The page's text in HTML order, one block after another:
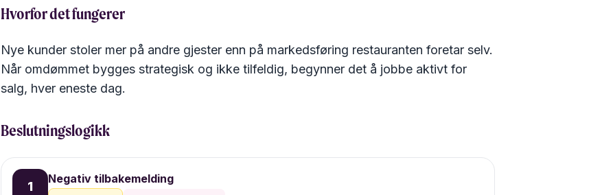
Hvorfor det fungerer
Nye kunder stoler mer på andre gjester enn på markedsføring restauranten foretar selv.
Når omdømmet bygges strategisk og ikke tilfeldig, begynner det å jobbe aktivt for
salg, hver eneste dag.
Beslutningslogikk
1
Negativ tilbakemelding